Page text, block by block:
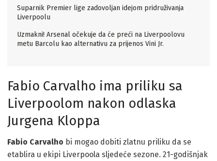
Suparnik Premier lige zadovoljan idejom pridruživanja
Liverpoolu
Uzmakni! Arsenal očekuje da će preći na Liverpoolovu
metu Barcolu kao alternativu za prijenos Vini Jr.
Fabio Carvalho ima priliku sa
Liverpoolom nakon odlaska
Jurgena Kloppa
Fabio Carvalho bi mogao dobiti zlatnu priliku da se
etablira u ekipi Liverpoola sljedeće sezone. 21-godišnjak